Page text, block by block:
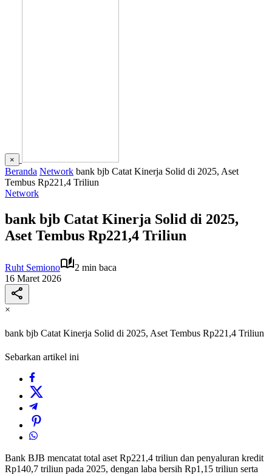
×
Beranda Network bank bjb Catat Kinerja Solid di 2025, Aset
Tembus Rp221,4 Triliun
Network
bank bjb Catat Kinerja Solid di 2025,
Aset Tembus Rp221,4 Triliun
Ruht Semiono
2 min baca
16 Maret 2026
×
bank bjb Catat Kinerja Solid di 2025, Aset Tembus Rp221,4 Triliun
Sebarkan artikel ini
Bank BJB mencatat total aset Rp221,4 triliun dan penyaluran kredit
Rp140,7 triliun pada 2025, dengan laba bersih Rp1,15 triliun serta